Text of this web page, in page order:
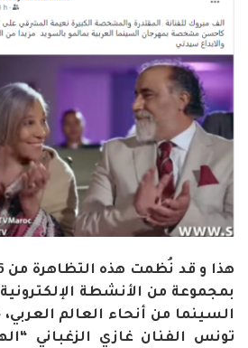
بمجموعة من الأنشطة
السينما من أنحاء العالم
تونس الفنان غازي الزغباني